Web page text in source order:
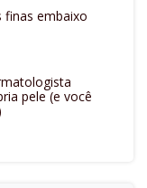
finas embaixo
pele (e você